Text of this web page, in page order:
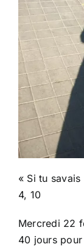
« Si tu
4, 10
Mercredi 22
40 jours